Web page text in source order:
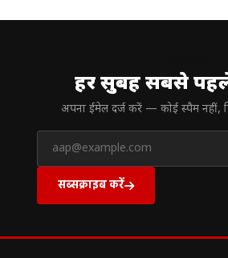
हर सुबह सबसे
अपना ईमेल दर्ज करें — कोई स्पैम नहीं,
सब्सक्राइब करें